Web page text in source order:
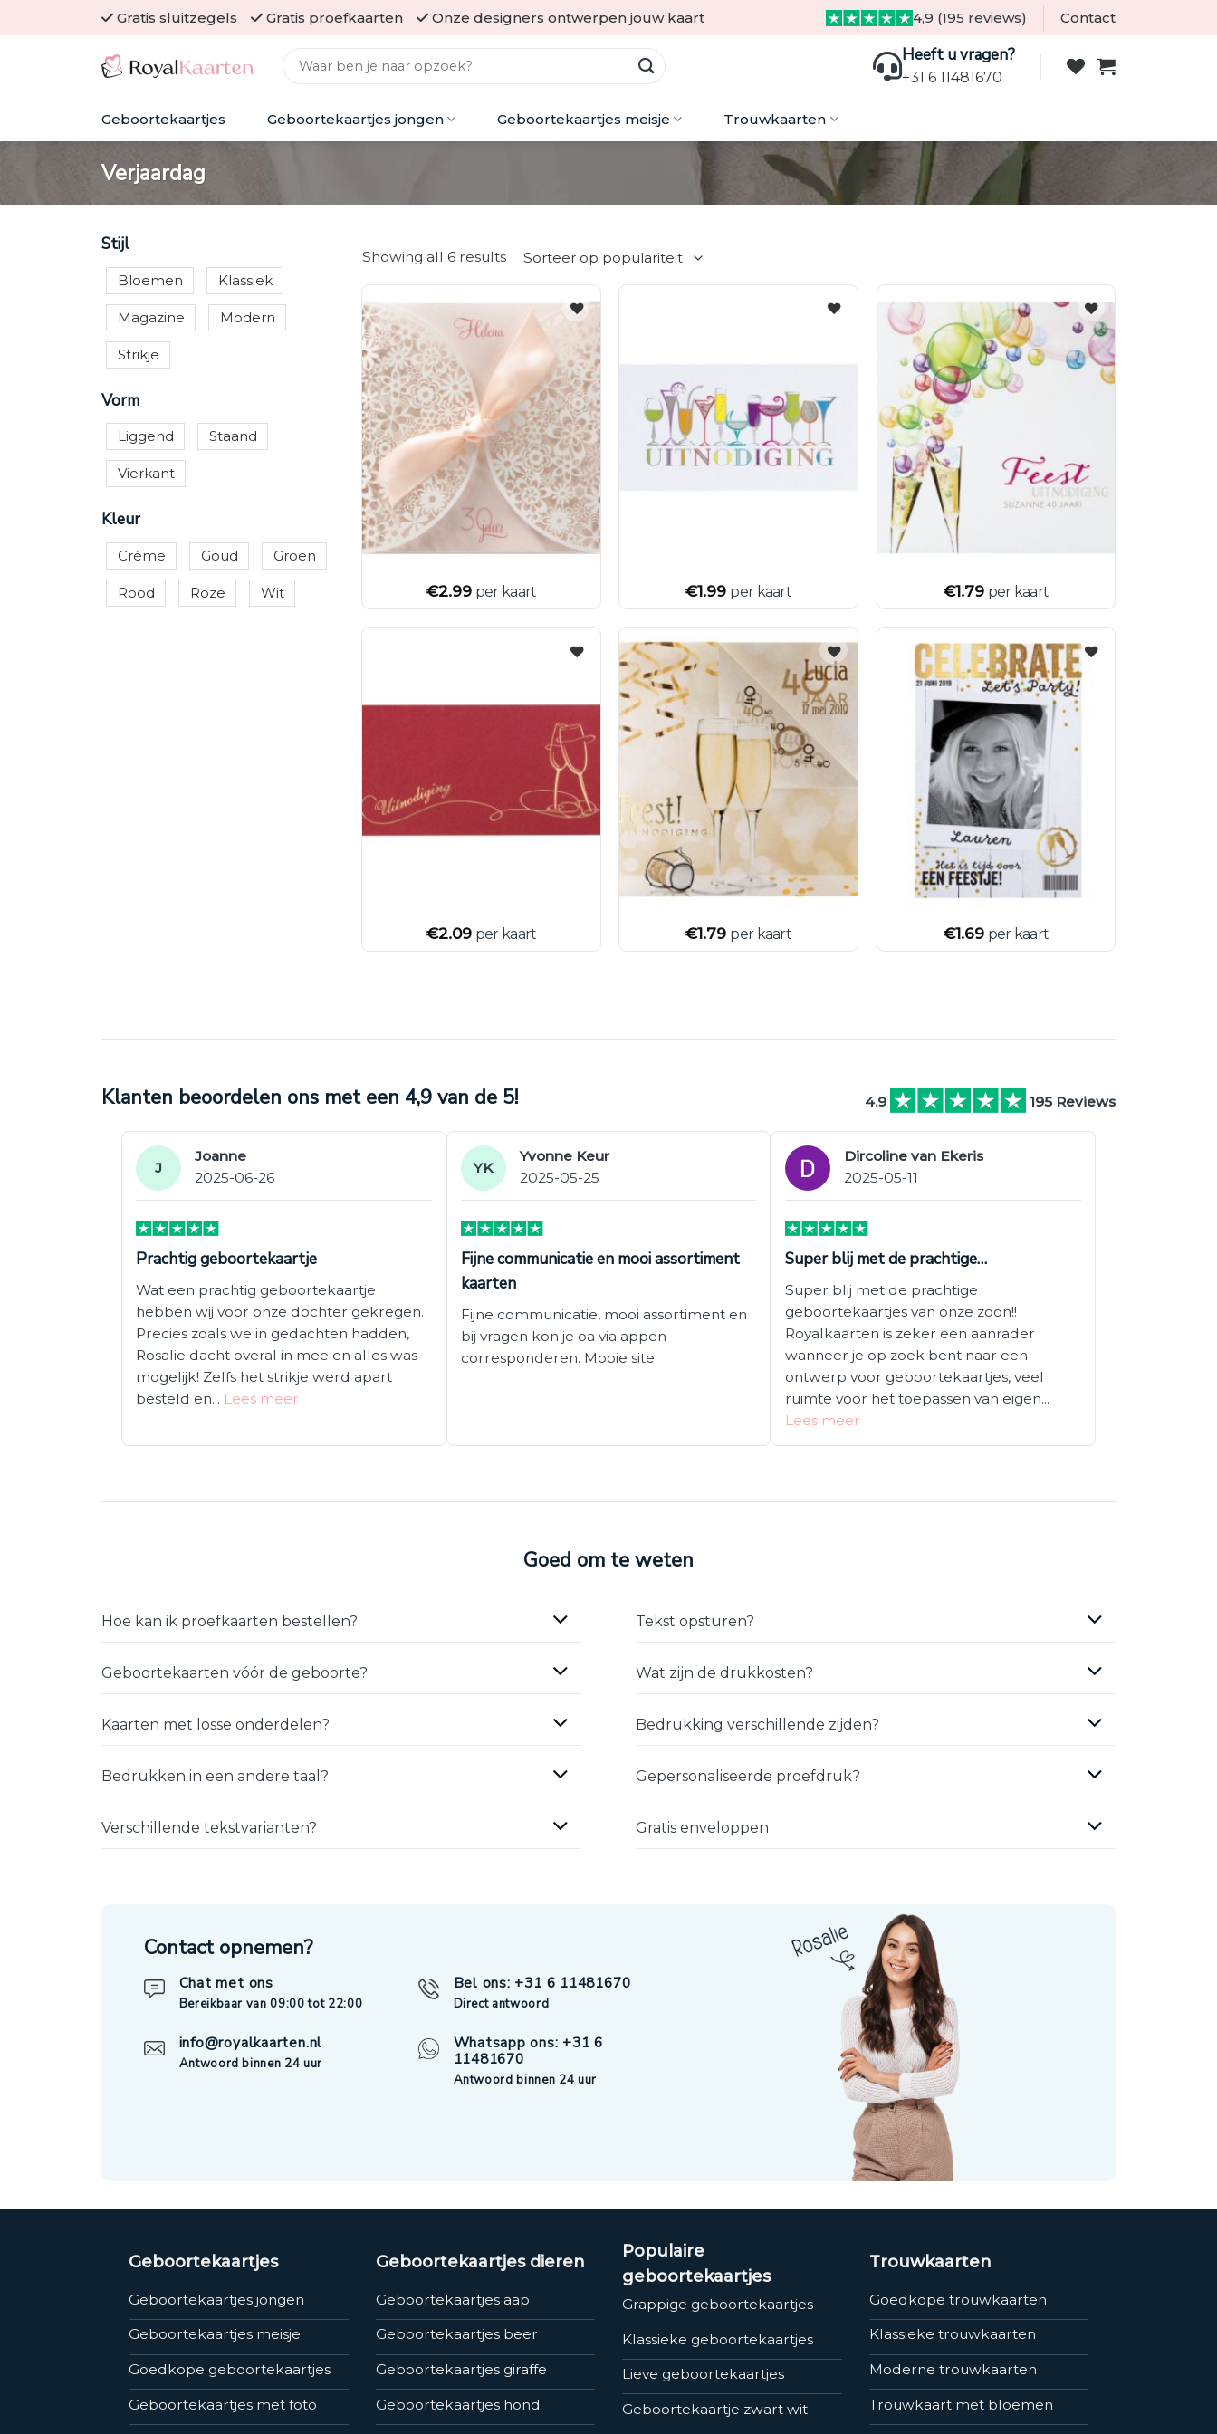
Gratis sluitzegels Gratis proefkaarten Onze designers ontwerpen jouw kaart 4,9 (195 reviews) Contact
Heeft u vragen?
+31 6 11481670
Geboortekaartjes Geboortekaartjes jongen Geboortekaartjes meisje Trouwkaarten
Verjaardag
Stijl
Bloemen Klassiek
Magazine Modern
Strikje
Vorm
Liggend Staand
Vierkant
Kleur
Crème Goud Groen
Rood Roze Wit
Showing all 6 results
€2.99 per kaart €1.99 per kaart €1.79 per kaart
€2.09 per kaart €1.79 per kaart €1.69 per kaart
Klanten beoordelen ons met een 4,9 van de 5! 4.9 195 Reviews
J
Joanne
2025-06-26
Prachtig geboortekaartje
Wat een prachtig geboortekaartje
hebben wij voor onze dochter gekregen.
Precies zoals we in gedachten hadden,
Rosalie dacht overal in mee en alles was
mogelijk! Zelfs het strikje werd apart
besteld en... Lees meer
YK
Yvonne Keur
2025-05-25
Fijne communicatie en mooi assortiment
kaarten
Fijne communicatie, mooi assortiment en
bij vragen kon je oa via appen
corresponderen. Mooie site
Dircoline van Ekeris
2025-05-11
Super blij met de prachtige…
Super blij met de prachtige
geboortekaartjes van onze zoon!!
Royalkaarten is zeker een aanrader
wanneer je op zoek bent naar een
ontwerp voor geboortekaartjes, veel
ruimte voor het toepassen van eigen...
Lees meer
Goed om te weten
Hoe kan ik proefkaarten bestellen?
Geboortekaarten vóór de geboorte?
Kaarten met losse onderdelen?
Bedrukken in een andere taal?
Verschillende tekstvarianten?
Tekst opsturen?
Wat zijn de drukkosten?
Bedrukking verschillende zijden?
Gepersonaliseerde proefdruk?
Gratis enveloppen
Contact opnemen?
Chat met ons
Bereikbaar van 09:00 tot 22:00
info@royalkaarten.nl
Antwoord binnen 24 uur
Bel ons: +31 6 11481670
Direct antwoord
Whatsapp ons: +31 6
11481670
Antwoord binnen 24 uur
Geboortekaartjes
Geboortekaartjes jongen
Geboortekaartjes meisje
Goedkope geboortekaartjes
Geboortekaartjes met foto
Geboortekaartjes dieren
Geboortekaartjes aap
Geboortekaartjes beer
Geboortekaartjes giraffe
Geboortekaartjes hond
Populaire
geboortekaartjes
Grappige geboortekaartjes
Klassieke geboortekaartjes
Lieve geboortekaartjes
Geboortekaartje zwart wit
Trouwkaarten
Goedkope trouwkaarten
Klassieke trouwkaarten
Moderne trouwkaarten
Trouwkaart met bloemen